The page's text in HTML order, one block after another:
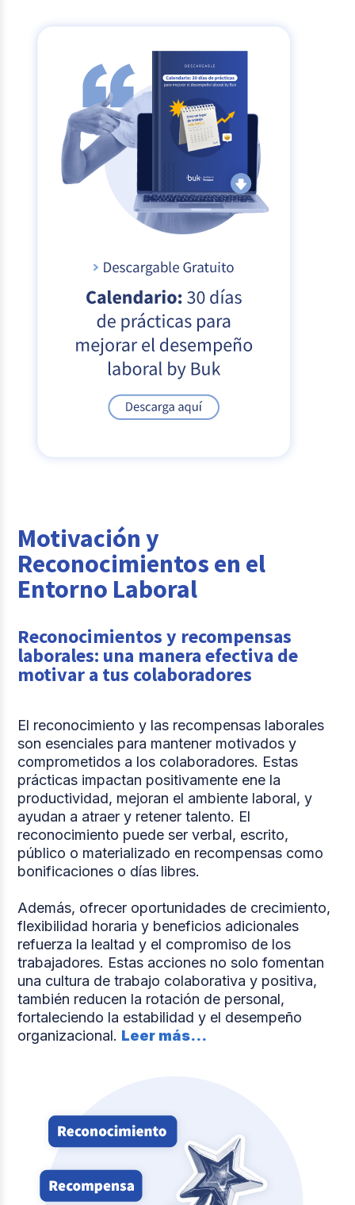
Motivación y
Reconocimientos en el
Entorno Laboral
Reconocimientos y recompensas
laborales: una manera efectiva de
motivar a tus colaboradores
El reconocimiento y las recompensas laborales
son esenciales para mantener motivados y
comprometidos a los colaboradores. Estas
prácticas impactan positivamente ene la
productividad, mejoran el ambiente laboral, y
ayudan a atraer y retener talento. El
reconocimiento puede ser verbal, escrito,
público o materializado en recompensas como
bonificaciones o días libres.
Además, ofrecer oportunidades de crecimiento,
flexibilidad horaria y beneficios adicionales
refuerza la lealtad y el compromiso de los
trabajadores. Estas acciones no solo fomentan
una cultura de trabajo colaborativa y positiva,
también reducen la rotación de personal,
fortaleciendo la estabilidad y el desempeño
organizacional. Leer más...